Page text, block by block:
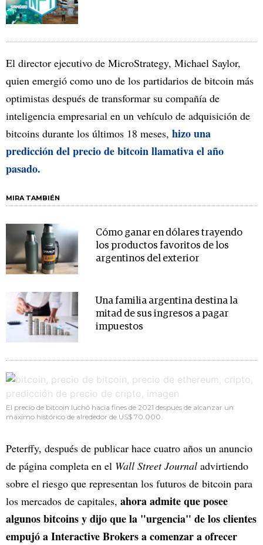
El director ejecutivo de MicroStrategy, Michael Saylor,
quien emergió como uno de los partidarios de bitcoin más
optimistas después de transformar su compañía de
inteligencia empresarial en un vehículo de adquisición de
bitcoins durante los últimos 18 meses, hizo una
predicción del precio de bitcoin llamativa el año
pasado.
MIRA TAMBIÉN
Cómo ganar en dólares trayendo
los productos favoritos de los
argentinos del exterior
Una familia argentina destina la
mitad de sus ingresos a pagar
impuestos
El precio de bitcoin luchó hacia fines de 2021 después de alcanzar un
máximo histórico de alrededor de US$ 70.000.
Peterffy, después de publicar hace cuatro años un anuncio
de página completa en el Wall Street Journal advirtiendo
sobre el riesgo que representan los futuros de bitcoin para
los mercados de capitales, ahora admite que posee
algunos bitcoins y dijo que la "urgencia" de los clientes
empujó a Interactive Brokers a comenzar a ofrecer